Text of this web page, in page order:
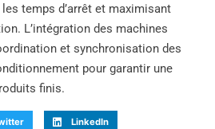
temps d’arrêt et maximisant
L’intégration des machines
et synchronisation des
pour garantir une
finis.
LinkedIn